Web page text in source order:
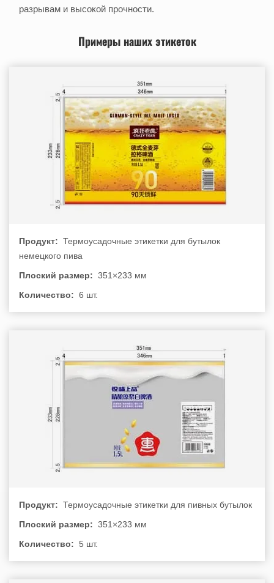
разрывам и высокой прочности.
Примеры наших этикеток
Продукт: Термоусадочные этикетки для бутылок
немецкого пива
Плоский размер: 351×233 мм
Количество: 6 шт.
Продукт: Термоусадочные этикетки для пивных бутылок
Плоский размер: 351×233 мм
Количество: 5 шт.